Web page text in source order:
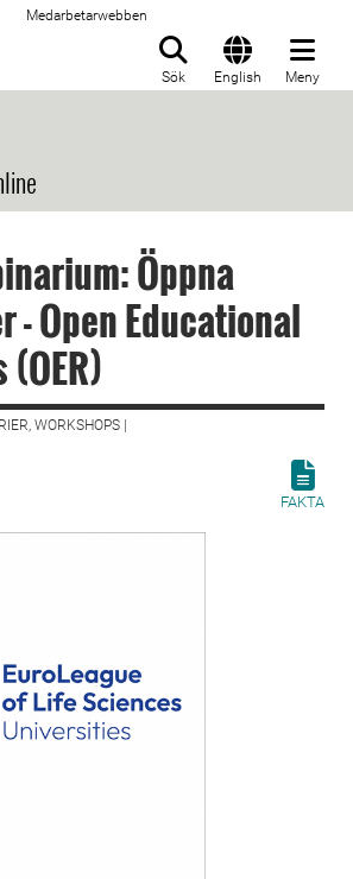
Medarbetarwebben
Sök English Meny
Öppna
- Open Educational
WORKSHOPS |
FAKTA